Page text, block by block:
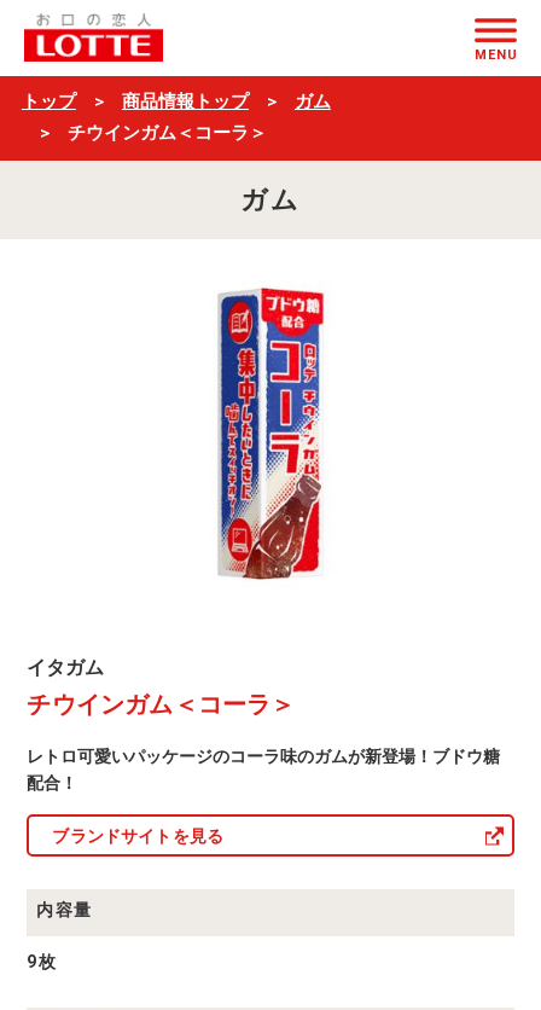
チ
ウ
イ
ガ
＜
MENU
トップ 商品情報トップ
ガム
チウインガム＜コーラ＞
ガム
イ
ガ
品
一
イタガム
チウインガム＜コーラ＞
レトロ可愛いパッケージのコーラ味のガムが新登場！ブドウ糖
配合！
ブランドサイトを見る
内容量
9枚